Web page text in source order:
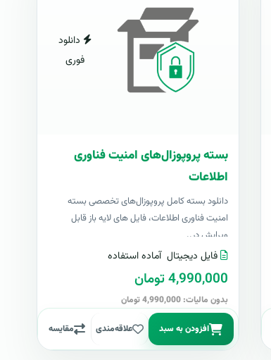
دانلود
فوری
بسته پروپوزال‌های امنیت فناوری
اطلاعات
دانلود بسته کامل پروپوزال‌های تخصصی بسته
امنیت فناوری اطلاعات، فایل های لایه باز قابل
ویرایش در..
فایل دیجیتال آماده استفاده
4,990,000 تومان
بدون مالیات: 4,990,000 تومان
افزودن به سبد علاقه‌مندی مقایسه